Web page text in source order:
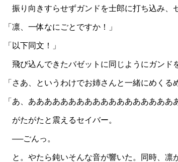
振り向きすらせずガンドを士郎に打ち込み、
「凛、一体なにごとですか！」
「以下同文！」
飛び込んできたバゼットに同じようにガンド
「さあ、というわけでお姉さんと一緒にめくる
「あ、ああああああああああああああああああ
がたがたと震えるセイバー。
──ごんっ。
と。やたら鈍いそんな音が響いた。同時、凛